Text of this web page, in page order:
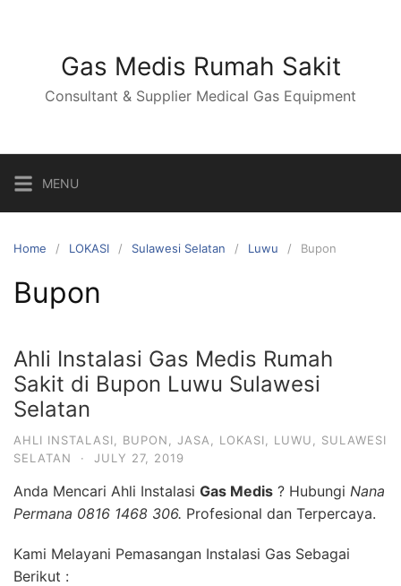
Gas Medis Rumah Sakit
Consultant & Supplier Medical Gas Equipment
MENU
Home LOKASI Sulawesi Selatan Luwu Bupon
Bupon
Ahli Instalasi Gas Medis Rumah
Sakit di Bupon Luwu Sulawesi
Selatan
AHLI INSTALASI BUPON JASA LOKASI LUWU
SULAWESI
SELATAN
· JULY 27, 2019
Anda Mencari Ahli Instalasi Gas Medis ? Hubungi Nana
Permana 0816 1468 306. Profesional dan Terpercaya.
Kami Melayani Pemasangan Instalasi Gas Sebagai
Berikut :